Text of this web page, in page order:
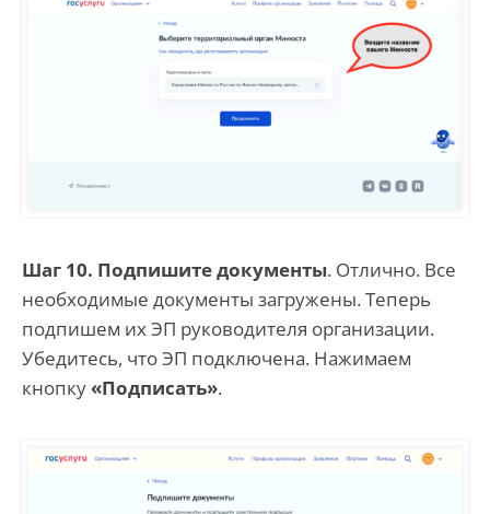
Шаг 10. Подпишите документы. Отлично. Все
необходимые документы загружены. Теперь
подпишем их ЭП руководителя организации.
Убедитесь, что ЭП подключена. Нажимаем
кнопку «Подписать».